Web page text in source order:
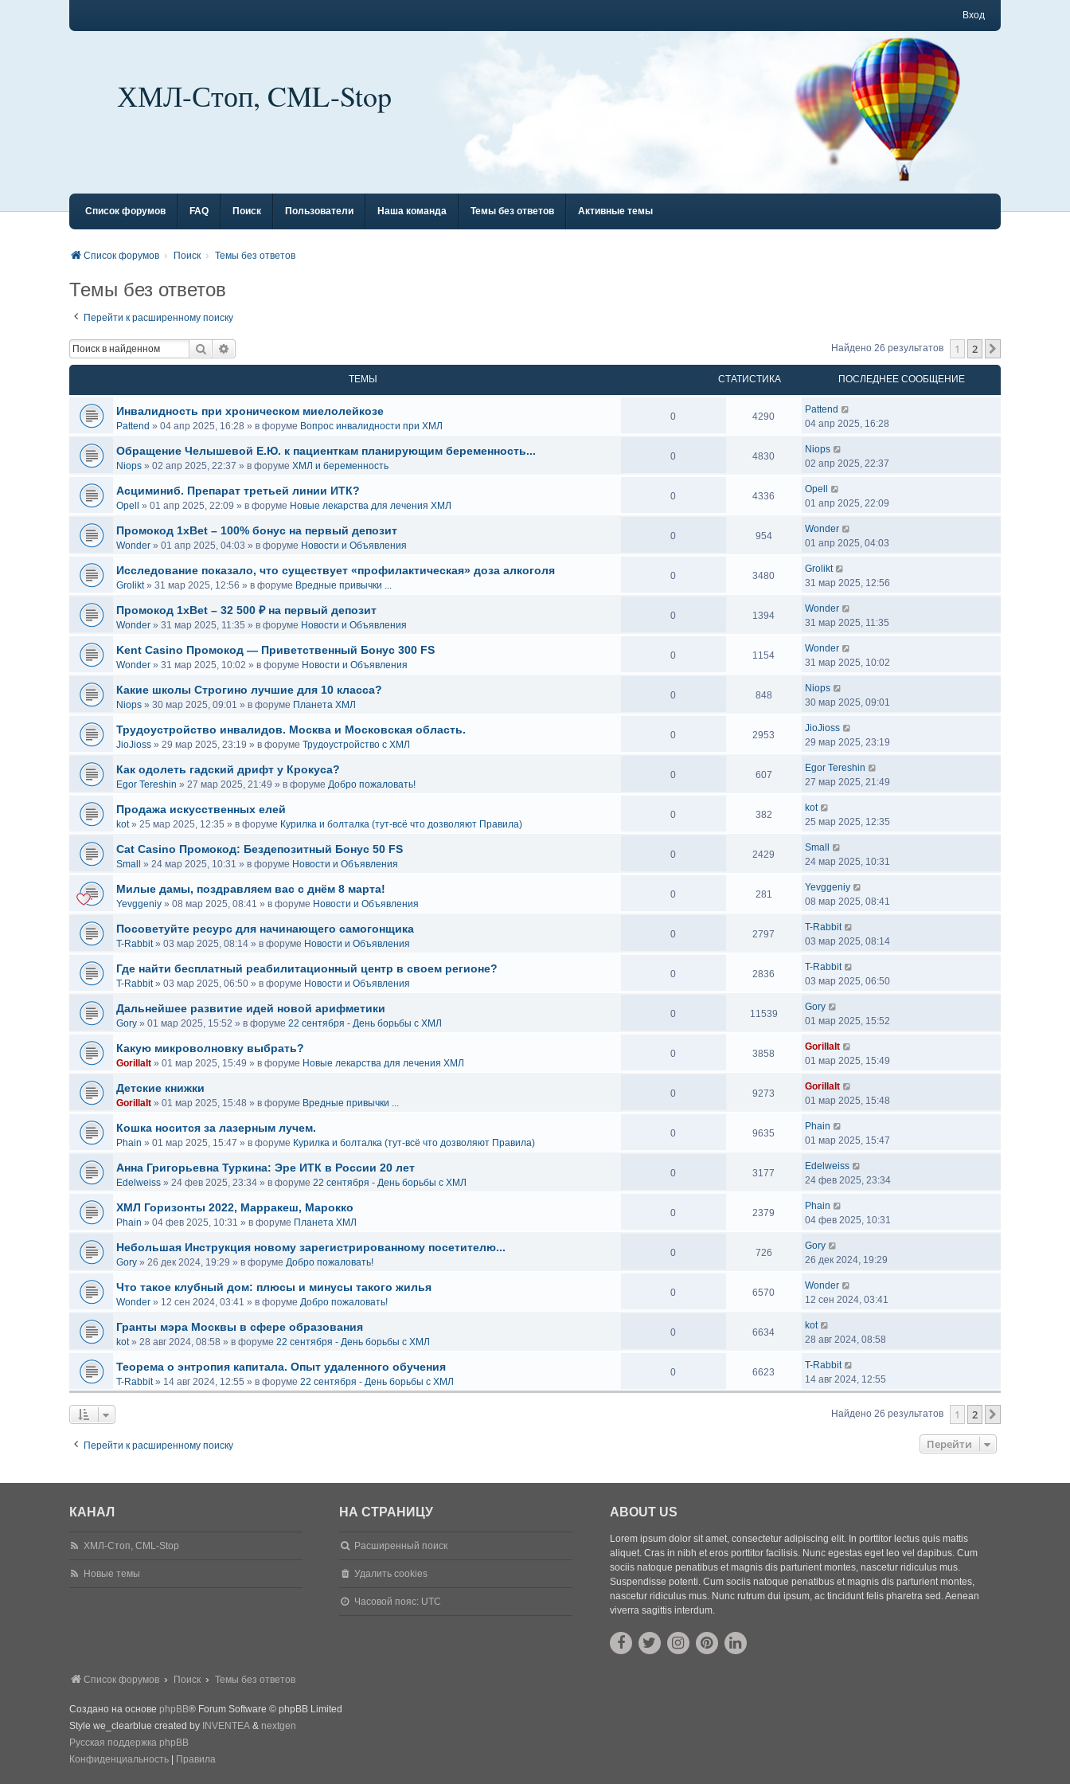
Вход
ХМЛ-Стоп, CML-Stop
Список форумов FAQ Поиск Пользователи Наша команда Темы без ответов Активные темы
Список форумов Поиск Темы без ответов
Темы без ответов
Перейти к расширенному поиску
Поиск Найдено 26 результатов 1 2
ТЕМЫ СТАТИСТИКА ПОСЛЕДНЕЕ СООБЩЕНИЕ
Инвалидность при хроническом миелолейкозе
Pattend » 04 апр 2025, 16:28 » в форуме Вопрос инвалидности при ХМЛ
0 4290
Pattend
04 апр 2025, 16:28
Обращение Челышевой Е.Ю. к пациенткам планирующим беременность...
Niops » 02 апр 2025, 22:37 » в форуме ХМЛ и беременность
0 4830
Niops
02 апр 2025, 22:37
Асциминиб. Препарат третьей линии ИТК?
Opell » 01 апр 2025, 22:09 » в форуме Новые лекарства для лечения ХМЛ
0 4336
Opell
01 апр 2025, 22:09
Промокод 1xBet – 100% бонус на первый депозит
Wonder » 01 апр 2025, 04:03 » в форуме Новости и Объявления
0 954
Wonder
01 апр 2025, 04:03
Исследование показало, что существует «профилактическая» доза алкоголя
Grolikt» 31 мар 2025, 12:56 » в форуме Вредные привычки ...
0 3480
Grolikt
31 мар 2025, 12:56
Промокод 1xBet – 32 500 ₽ на первый депозит
Wonder » 31 мар 2025, 11:35 » в форуме Новости и Объявления
0 1394
Wonder
31 мар 2025, 11:35
Kent Casino Промокод — Приветственный Бонус 300 FS
Wonder » 31 мар 2025, 10:02 » в форуме Новости и Объявления
0 1154
Wonder
31 мар 2025, 10:02
Какие школы Строгино лучшие для 10 класса?
Niops » 30 мар 2025, 09:01 » в форуме Планета ХМЛ
0 848
Niops
30 мар 2025, 09:01
Трудоустройство инвалидов. Москва и Московская область.
JioJioss » 29 мар 2025, 23:19 » в форуме Трудоустройство с ХМЛ
0 2953
JioJioss
29 мар 2025, 23:19
Как одолеть гадский дрифт у Крокуса?
Egor Tereshin » 27 мар 2025, 21:49 » в форуме Добро пожаловать!
0 607
Egor Tereshin
27 мар 2025, 21:49
Продажа искусственных елей
kot» 25 мар 2025, 12:35 » в форуме Курилка и болталка (тут-всё что дозволяют Правила)
0 382
kot
25 мар 2025, 12:35
Cat Casino Промокод: Бездепозитный Бонус 50 FS
Small » 24 мар 2025, 10:31 » в форуме Новости и Объявления
0 2429
Small
24 мар 2025, 10:31
Милые дамы, поздравляем вас с днём 8 марта!
Yevggeniy » 08 мар 2025, 08:41 » в форуме Новости и Объявления
0 281
Yevggeniy
08 мар 2025, 08:41
Посоветуйте ресурс для начинающего самогонщика
T-Rabbit» 03 мар 2025, 08:14 » в форуме Новости и Объявления
0 2797
T-Rabbit
03 мар 2025, 08:14
Где найти бесплатный реабилитационный центр в своем регионе?
T-Rabbit» 03 мар 2025, 06:50 » в форуме Новости и Объявления
0 2836
T-Rabbit
03 мар 2025, 06:50
Дальнейшее развитие идей новой арифметики
Gory » 01 мар 2025, 15:52 » в форуме 22 сентября - День борьбы с ХМЛ
0 11539
Gory
01 мар 2025, 15:52
Какую микроволновку выбрать?
GorillaIt » 01 мар 2025, 15:49 » в форуме Новые лекарства для лечения ХМЛ
0 3858
GorillaIt
01 мар 2025, 15:49
Детские книжки
GorillaIt » 01 мар 2025, 15:48 » в форуме Вредные привычки ...
0 9273
GorillaIt
01 мар 2025, 15:48
Кошка носится за лазерным лучем.
Phain » 01 мар 2025, 15:47 » в форуме Курилка и болталка (тут-всё что дозволяют Правила)
0 9635
Phain
01 мар 2025, 15:47
Анна Григорьевна Туркина: Эре ИТК в России 20 лет
Edelweiss » 24 фев 2025, 23:34 » в форуме 22 сентября - День борьбы с ХМЛ
0 3177
Edelweiss
24 фев 2025, 23:34
ХМЛ Горизонты 2022, Марракеш, Марокко
Phain » 04 фев 2025, 10:31 » в форуме Планета ХМЛ
0 2379
Phain
04 фев 2025, 10:31
Небольшая Инструкция новому зарегистрированному посетителю...
Gory » 26 дек 2024, 19:29 » в форуме Добро пожаловать!
0 726
Gory
26 дек 2024, 19:29
Что такое клубный дом: плюсы и минусы такого жилья
Wonder » 12 сен 2024, 03:41 » в форуме Добро пожаловать!
0 6570
Wonder
12 сен 2024, 03:41
Гранты мэра Москвы в сфере образования
kot» 28 авг 2024, 08:58 » в форуме 22 сентября - День борьбы с ХМЛ
0 6634
kot
28 авг 2024, 08:58
Теорема о энтропия капитала. Опыт удаленного обучения
T-Rabbit» 14 авг 2024, 12:55 » в форуме 22 сентября - День борьбы с ХМЛ
0 6623
T-Rabbit
14 авг 2024, 12:55
Найдено 26 результатов 1 2
Перейти к расширенному поиску Перейти
КАНАЛ
ХМЛ-Стоп, CML-Stop
Новые темы
НА СТРАНИЦУ
Расширенный поиск
Удалить cookies
Часовой пояс: UTC
ABOUT US
Lorem ipsum dolor sit amet, consectetur adipiscing elit. In porttitor lectus quis mattis
aliquet. Cras in nibh et eros porttitor facilisis. Nunc egestas eget leo vel dapibus. Cum
sociis natoque penatibus et magnis dis parturient montes, nascetur ridiculus mus.
Suspendisse potenti. Cum sociis natoque penatibus et magnis dis parturient montes,
nascetur ridiculus mus. Nunc rutrum dui ipsum, ac tincidunt felis pharetra sed. Aenean
viverra sagittis interdum.
Список форумов Поиск Темы без ответов
Создано на основе phpBB® Forum Software © phpBB Limited
Style we_clearblue created by INVENTEA & nextgen
Русская поддержка phpBB
Конфиденциальность
Правила